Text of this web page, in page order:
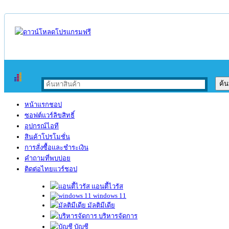
หน้าแรกชอป
ซอฟต์แวร์ลิขสิทธิ์
อุปกรณ์ไอที
สินค้าโปรโมชั่น
การสั่งซื้อและชำระเงิน
คำถามที่พบบ่อย
ติดต่อไทยแวร์ชอป
แอนตี้ไวรัส
windows 11
มัลติมีเดีย
บริหารจัดการ
บัญชี